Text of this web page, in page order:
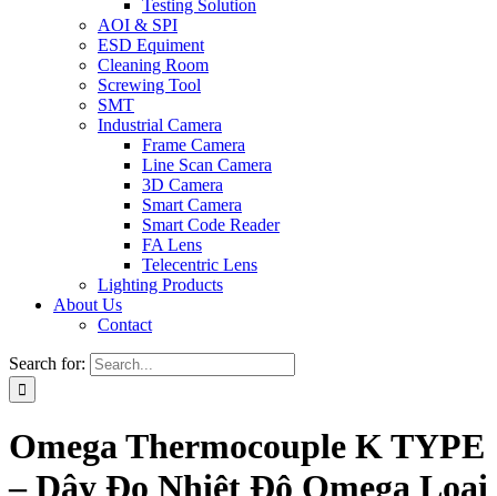
Testing Solution
AOI & SPI
ESD Equiment
Cleaning Room
Screwing Tool
SMT
Industrial Camera
Frame Camera
Line Scan Camera
3D Camera
Smart Camera
Smart Code Reader
FA Lens
Telecentric Lens
Lighting Products
About Us
Contact
Search for:
Omega Thermocouple K TYPE
– Dây Đo Nhiệt Độ Omega Loại